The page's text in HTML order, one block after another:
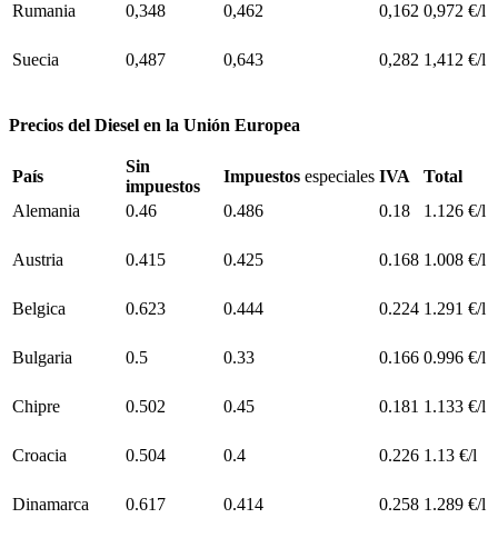
Rumania 0,348 0,462 0,162 0,972 €/l
Suecia 0,487 0,643 0,282 1,412 €/l
Precios del Diesel en la Unión Europea
País
Sin
impuestos
Impuestos especiales IVA
Total
Alemania
0.46 0.486 0.18 1.126 €/l
Austria 0.415 0.425 0.168 1.008 €/l
Belgica 0.623 0.444 0.224 1.291 €/l
Bulgaria 0.5 0.33 0.166 0.996 €/l
Chipre 0.502 0.45 0.181 1.133 €/l
Croacia 0.504 0.4 0.226 1.13 €/l
Dinamarca 0.617 0.414 0.258 1.289 €/l